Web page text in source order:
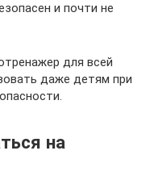
и почти не
для всей
даже детям при
на